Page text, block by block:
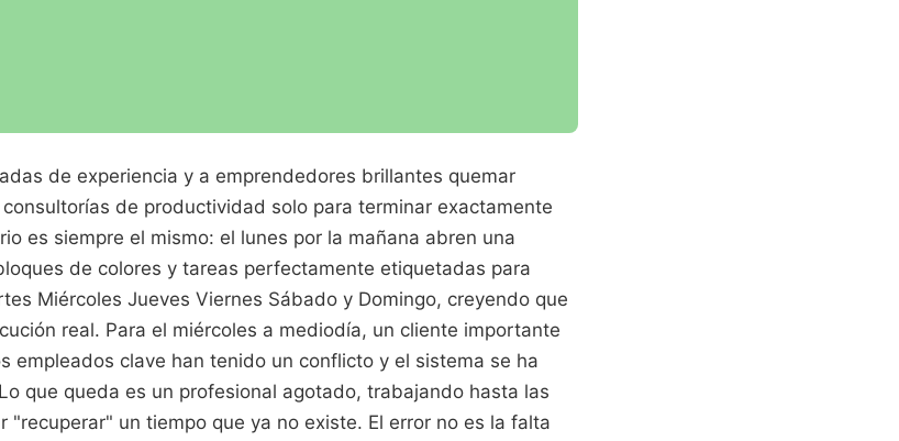
de experiencia y a emprendedores brillantes quemar
de productividad solo para terminar exactamente
es siempre el mismo: el lunes por la mañana abren una
de colores y tareas perfectamente etiquetadas para
Miércoles Jueves Viernes Sábado y Domingo, creyendo que
real. Para el miércoles a mediodía, un cliente importante
empleados clave han tenido un conflicto y el sistema se ha
que queda es un profesional agotado, trabajando hasta las
"recuperar" un tiempo que ya no existe. El error no es la falta